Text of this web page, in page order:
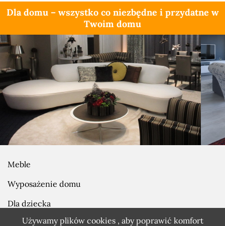
Dla domu – wszystko co niezbędne i przydatne w
Twoim domu
Meble
Wyposażenie domu
Dla dziecka
Prezenty
Używamy plików cookies , aby poprawić komfort